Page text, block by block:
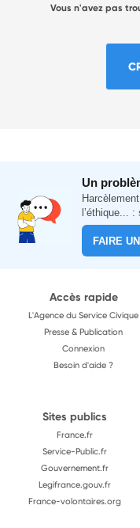
Vous n'avez pas
Un
l’éthique...
FAIRE
Accès rapide
L'Agence du Service Civique
Presse & Publication
Connexion
Besoin d'aide ?
Sites publics
France.fr
Service-Public.fr
Gouvernement.fr
Legifrance.gouv.fr
France-volontaires.org